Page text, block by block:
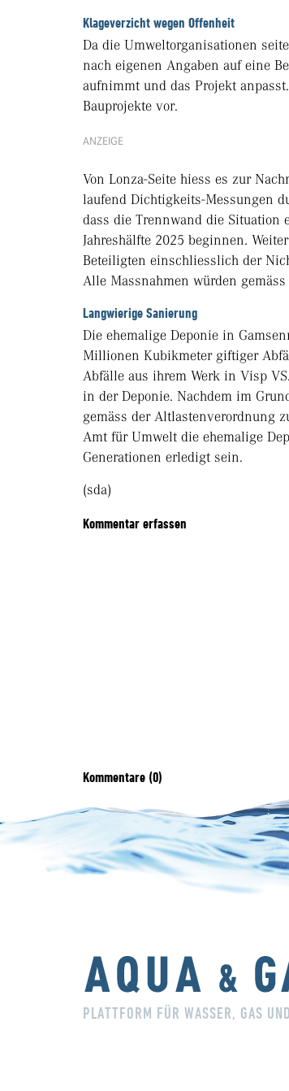
Klageverzicht wegen Offenheit
Da die Umweltorganisationen
nach eigenen Angaben auf eine
aufnimmt und das Projekt
Bauprojekte vor.
ANZEIGE
Von Lonza-Seite hiess es zur
laufend Dichtigkeits-Messungen
dass die Trennwand die Situation
Jahreshälfte 2025 beginnen.
Beteiligten einschliesslich der
Alle Massnahmen würden
Langwierige Sanierung
Die ehemalige Deponie in
Millionen Kubikmeter giftiger
Abfälle aus ihrem Werk in Visp
in der Deponie. Nachdem im
gemäss der Altlastenverordnung
Amt für Umwelt die ehemalige
Generationen erledigt sein.
(sda)
Kommentar erfassen
Kommentare (0)
PLATTFORM FÜR WASSER, GAS